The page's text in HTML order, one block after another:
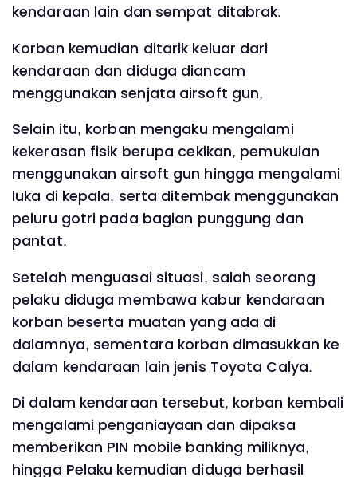
kendaraan lain dan sempat ditabrak.
Korban kemudian ditarik keluar dari
kendaraan dan diduga diancam
menggunakan senjata airsoft gun,
Selain itu, korban mengaku mengalami
kekerasan fisik berupa cekikan, pemukulan
menggunakan airsoft gun hingga mengalami
luka di kepala, serta ditembak menggunakan
peluru gotri pada bagian punggung dan
pantat.
Setelah menguasai situasi, salah seorang
pelaku diduga membawa kabur kendaraan
korban beserta muatan yang ada di
dalamnya, sementara korban dimasukkan ke
dalam kendaraan lain jenis Toyota Calya.
Di dalam kendaraan tersebut, korban kembali
mengalami penganiayaan dan dipaksa
memberikan PIN mobile banking miliknya,
hingga Pelaku kemudian diduga berhasil